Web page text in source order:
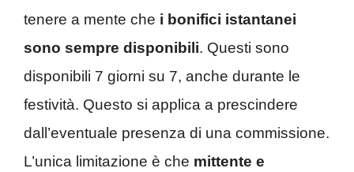
tenere a mente che i bonifici istantanei
sono sempre disponibili. Questi sono
disponibili 7 giorni su 7, anche durante le
festività. Questo si applica a prescindere
dall’eventuale presenza di una commissione.
L’unica limitazione è che mittente e